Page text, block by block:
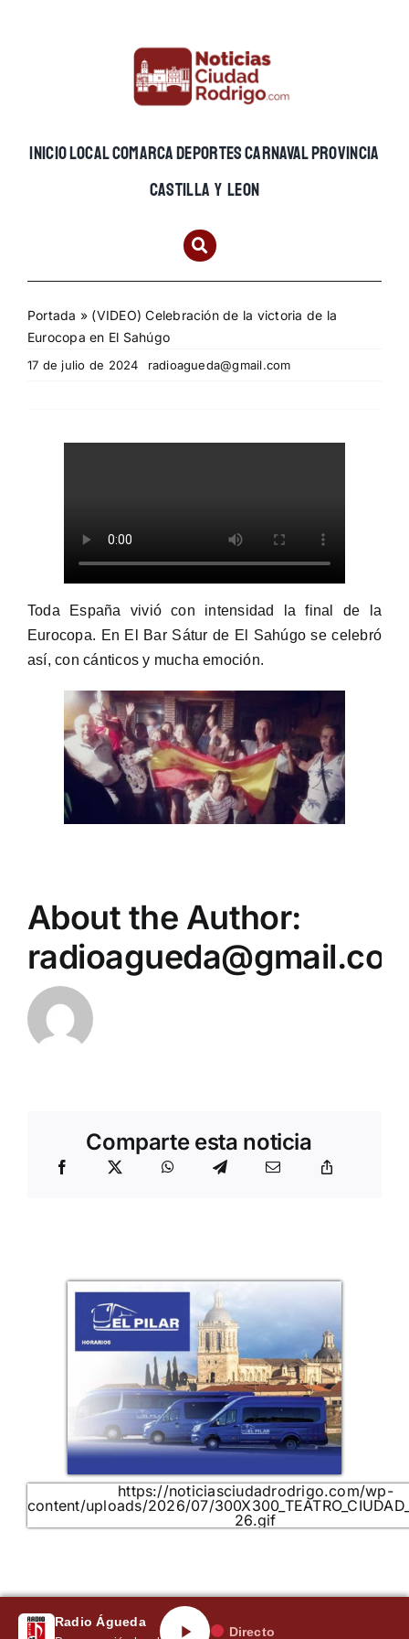
INICIOLOCALCOMARCADEPORTESCARNAVALPROVINCIA
CASTILLA Y LEON
Portada » (VIDEO) Celebración de la victoria de la
Eurocopa en El Sahúgo
17 de julio de 2024 radioagueda@gmail.com
Toda España vivió con intensidad la final de la
Eurocopa. En El Bar Sátur de El Sahúgo se celebró
así, con cánticos y mucha emoción.
About the Author:
Comparte esta noticia
https://noticiasciudadrodrigo.com/wp-
content/uploads/2026/07/
26.gif
Radio Águeda
Directo